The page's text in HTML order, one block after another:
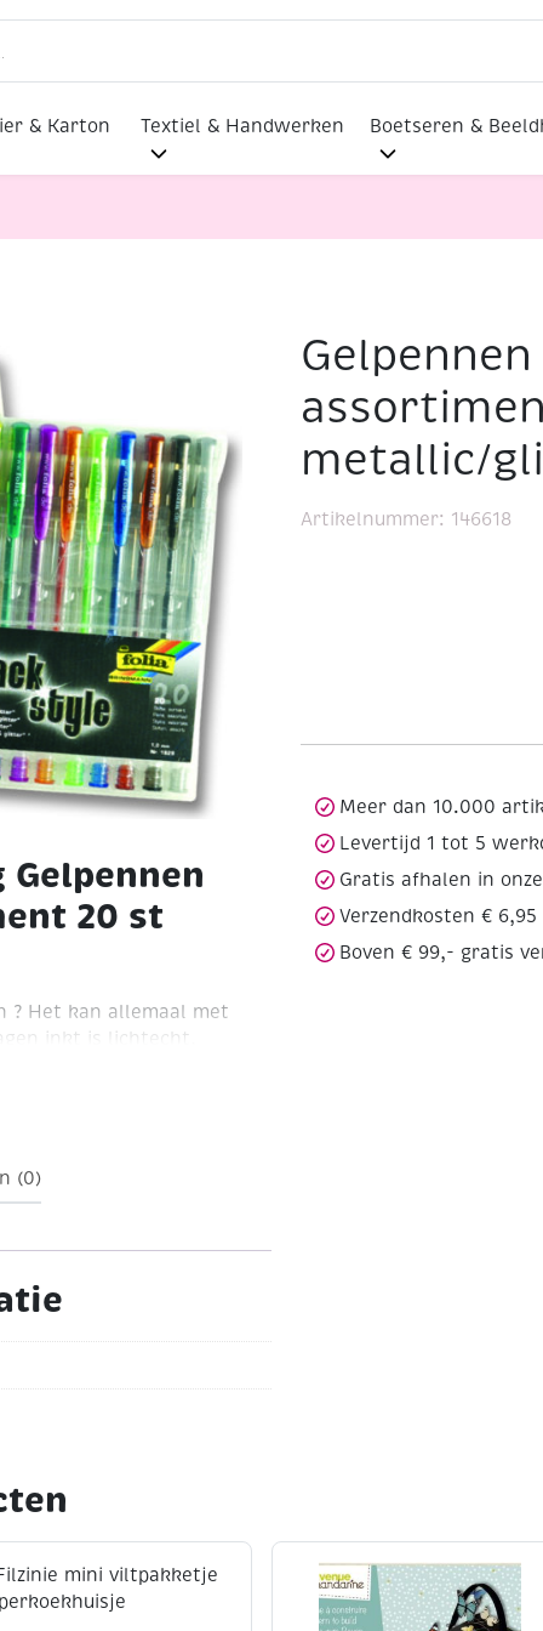
& Karton Textiel & Handwerken Boetseren &
assortiment 20 st metallic/glitter
20 st
? Het kan allemaal met
inkt is lichtecht,
metallic/
Artikelnummer: 146618
Meer dan 10.000
Levertijd 1 tot 5
Gratis afhalen in
Verzendkosten € 6,95
Boven € 99,- gratis
(0)